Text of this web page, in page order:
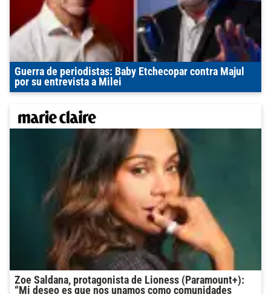
Guerra de periodistas: Baby Etchecopar contra Majul
por su entrevista a Milei
Zoe Saldana, protagonista de Lioness (Paramount+):
“Mi deseo es que nos unamos como comunidades